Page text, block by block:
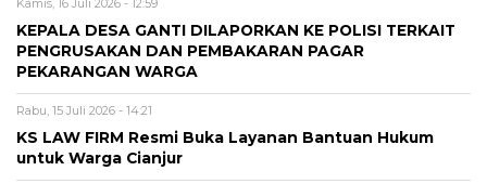
Kamis, 16 Juli 2026 - 12:59
KEPALA DESA GANTI DILAPORKAN KE POLISI TERKAIT
PENGRUSAKAN DAN PEMBAKARAN PAGAR
PEKARANGAN WARGA
Rabu, 15 Juli 2026 - 14:21
KS LAW FIRM Resmi Buka Layanan Bantuan Hukum
untuk Warga Cianjur